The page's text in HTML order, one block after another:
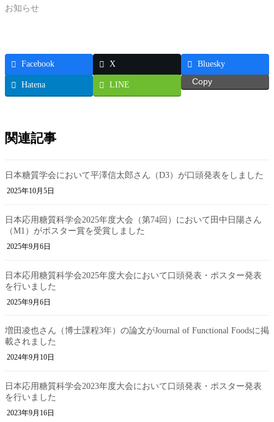
お知らせ
Facebook X Bluesky
Hatena LINE Copy
関連記事
日本糖質学会において平澤信太郎さん（D3）が口頭発表をしました
2025年10月5日
日本応用糖質科学会2025年度大会（第74回）において田中日陽さん
（M1）がポスター賞を受賞しました
2025年9月6日
日本応用糖質科学会2025年度大会において口頭発表・ポスター発表
を行いました
2025年9月6日
増田凌也さん（博士課程3年）の論文がJournal of Functional Foodsに掲
載されました
2024年9月10日
日本応用糖質科学会2023年度大会において口頭発表・ポスター発表
を行いました
2023年9月16日